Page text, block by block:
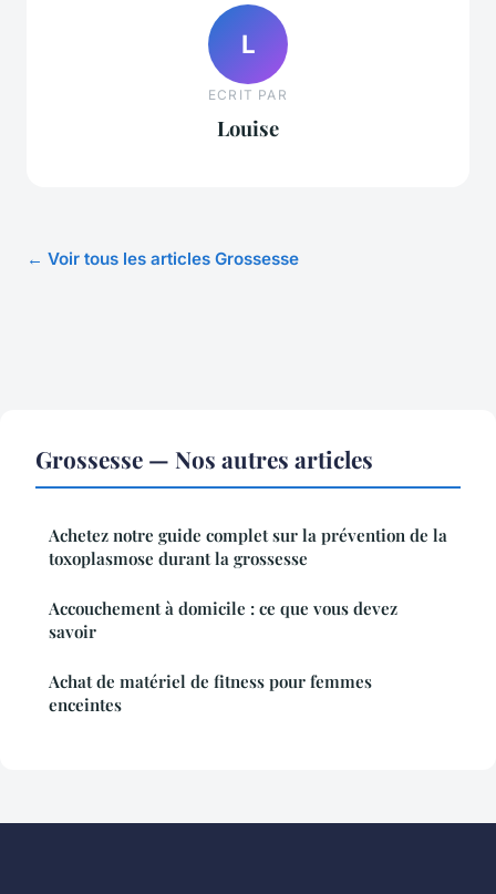
L
ECRIT PAR
Louise
← Voir tous les articles Grossesse
Grossesse — Nos autres articles
Achetez notre guide complet sur la prévention de la
toxoplasmose durant la grossesse
Accouchement à domicile : ce que vous devez
savoir
Achat de matériel de fitness pour femmes
enceintes